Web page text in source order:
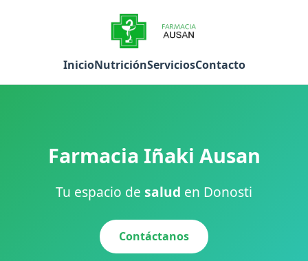
InicioNutriciónServiciosContacto
Farmacia Iñaki Ausan
Tu espacio de salud en Donosti
Contáctanos